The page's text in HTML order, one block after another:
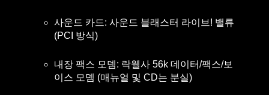
사운드 카드: 사운드 블래스터 라이브! 밸류
(PCI 방식)
내장 팩스 모뎀: 락웰사 56k 데이터/팩스/보
이스 모뎀 (매뉴얼 및 CD는 분실)